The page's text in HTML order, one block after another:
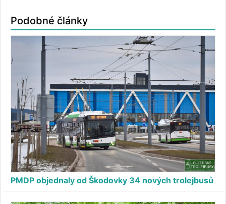
Podobné články
PMDP objednaly od Škodovky 34 nových trolejbusů